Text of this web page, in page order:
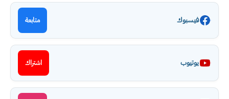
فيسبوك متابعة
يوتيوب اشتراك